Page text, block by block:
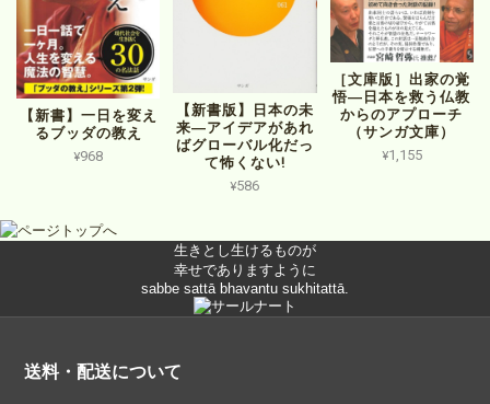
【新書】一日を変え
るブッダの教え
¥968
【新書版】日本の未
来―アイデアがあれ
ばグローバル化だっ
て怖くない!
¥586
［文庫版］出家の覚
悟―日本を救う仏教
からのアプローチ
（サンガ文庫）
¥1,155
生きとし生けるものが
幸せでありますように
sabbe sattā bhavantu sukhitattā.
送料・配送について